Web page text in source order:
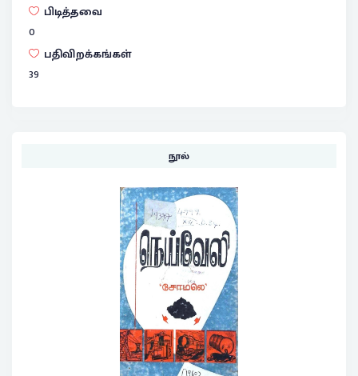
பிடித்தவை
0
பதிவிறக்கங்கள்
39
நூல்